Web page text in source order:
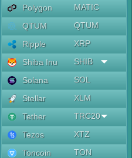
Polygon
MATIC
QTUM
QTUM
Ripple
XRP
Shiba Inu
SHIB
Solana
SOL
Stellar
XLM
Tether
TRC20
Tezos
XTZ
Toncoin
TON